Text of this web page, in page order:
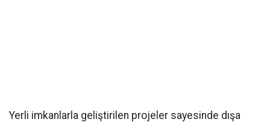
Yerli imkanlarla geliştirilen projeler sayesinde dışa